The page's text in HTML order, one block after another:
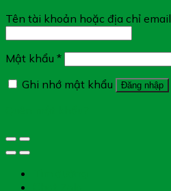
Tên tài khoản hoặc địa chỉ email
Mật khẩu *
Ghi nhớ mật khẩu
Đăng nhập